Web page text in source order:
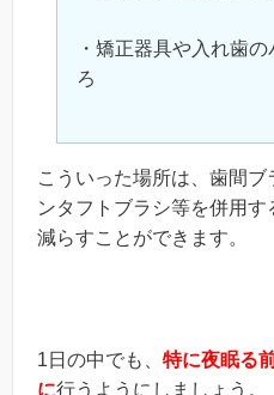
・矯正器具や入れ歯
ろ
こういった場所は、歯間
ンタフトブラシ等を併用
減らすことができます。
1日の中でも、 特に夜眠る
に行うようにしましょう。